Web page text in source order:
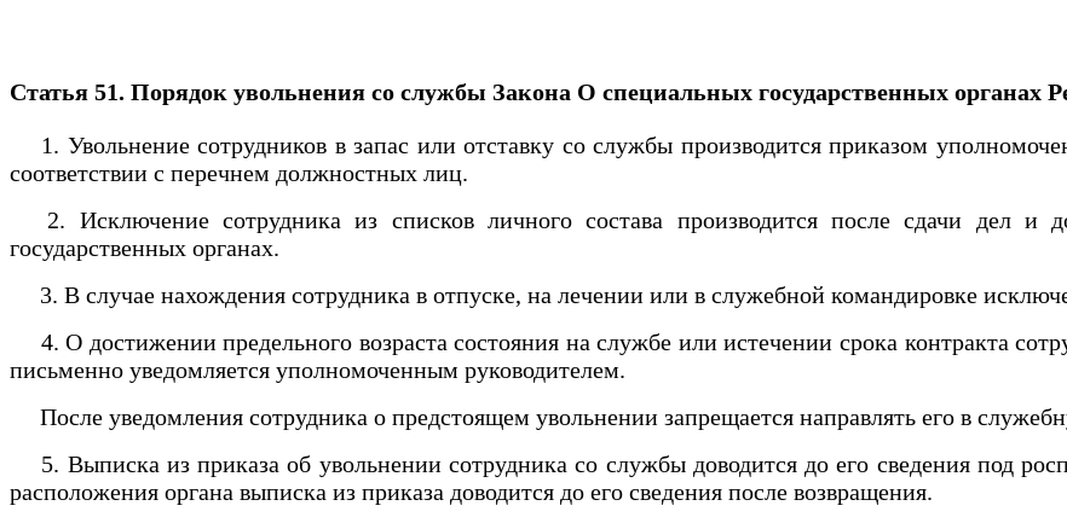
Статья 51. Порядок увольнения со службы Закона О специальных государственных органах
1. Увольнение сотрудников в запас или отставку со службы производится приказом
соответствии с перечнем должностных лиц.
2. Исключение сотрудника из списков личного состава производится после сдачи дел и
государственных органах.
3. В случае нахождения сотрудника в отпуске, на лечении или в служебной командировке
4. О достижении предельного возраста состояния на службе или истечении срока контракта
письменно уведомляется уполномоченным руководителем.
После уведомления сотрудника о предстоящем увольнении запрещается направлять его в
5. Выписка из приказа об увольнении сотрудника со службы доводится до его сведения под
расположения органа выписка из приказа доводится до его сведения после возвращения.